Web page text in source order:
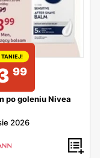
TANIEJ!
99
po goleniu Nivea
2026